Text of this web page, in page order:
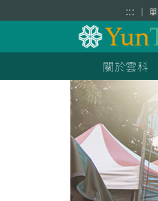
:::
關於雲科